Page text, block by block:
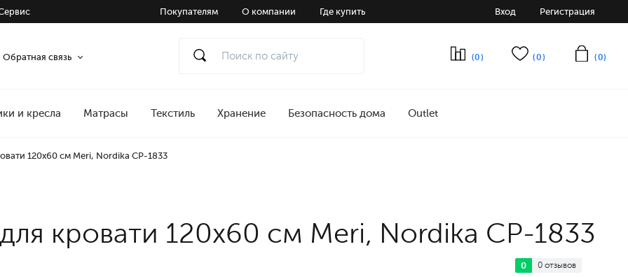
Покупателям О компании Где купить Вход Регистрация
Обратная связь (0) (0) (0)
и кресла Матрасы Текстиль Хранение Безопасность дома Outlet
120x60 см Meri, Nordika CP-1833
0 0 отзывов
кровати 120x60 см Meri, Nordika CP-1833